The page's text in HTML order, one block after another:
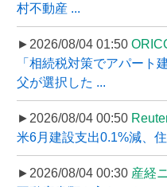
村不動産 ...
►2026/08/04 01:50
「相続税対策でアパー
父が選択した ...
►2026/08/04 00:50
米6月建設支出0.1%減、
►2026/08/04 00:30 産経